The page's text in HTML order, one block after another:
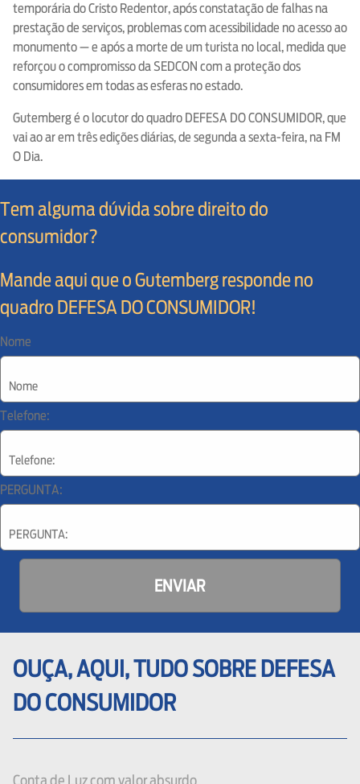
temporária do Cristo Redentor, após constatação de falhas na
prestação de serviços, problemas com acessibilidade no acesso ao
monumento — e após a morte de um turista no local, medida que
reforçou o compromisso da SEDCON com a proteção dos
consumidores em todas as esferas no estado.
Gutemberg é o locutor do quadro DEFESA DO CONSUMIDOR, que
vai ao ar em três edições diárias, de segunda a sexta-feira, na FM
O Dia.
Tem alguma dúvida sobre direito do
consumidor?
Mande aqui que o Gutemberg responde no
quadro DEFESA DO CONSUMIDOR!
Nome
Telefone:
PERGUNTA:
ENVIAR
OUÇA, AQUI, TUDO SOBRE DEFESA
DO CONSUMIDOR
Conta de Luz com valor absurdo